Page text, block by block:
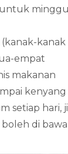
untuk
kanak
empat
makanan
setiap hari,
di